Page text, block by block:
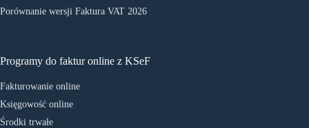
Porównanie wersji Faktura VAT 2026
Programy do faktur online z KSeF
Fakturowanie online
Księgowość online
Środki trwałe